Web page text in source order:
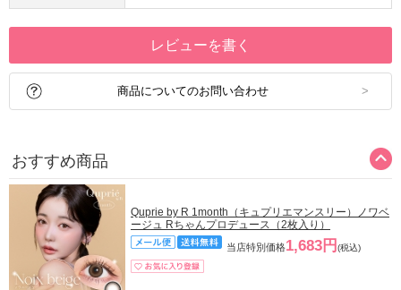
レビューを書く
商品についてのお問い合わせ
おすすめ商品
Quprie by R 1month（キュプリエマンスリー）ノワベ
ージュ Rちゃんプロデュース（2枚入り）
当店特別価格1,683円 (税込)